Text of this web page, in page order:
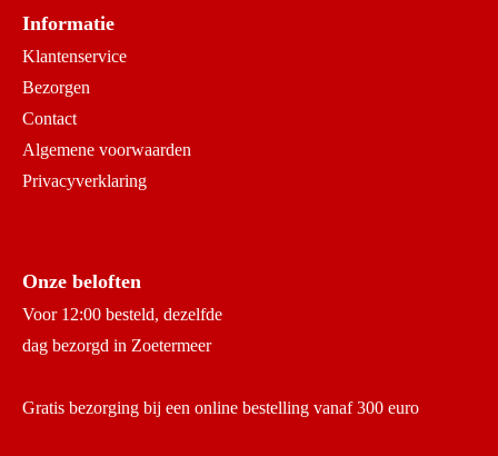
Informatie
Klantenservice
Bezorgen
Contact
Algemene voorwaarden
Privacyverklaring
Onze beloften
Voor 12:00 besteld, dezelfde
dag bezorgd in Zoetermeer
Gratis bezorging bij een online bestelling vanaf 300 euro